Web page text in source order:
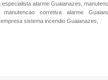
alarme Guaianazes,
manutencao corretiva alarme
sistema incendio Guaianazes,